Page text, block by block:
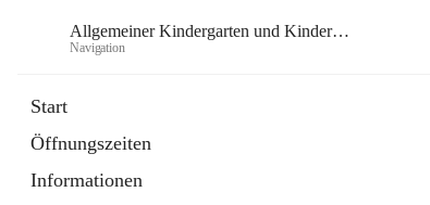
Allgemeiner Kindergarten und Kinderkrippe Gabersdorf
Navigation
Start
Öffnungszeiten
Informationen